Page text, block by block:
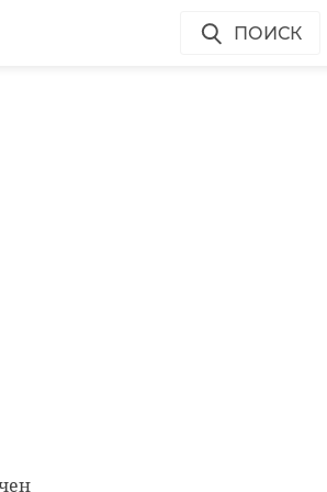
ПОИСК